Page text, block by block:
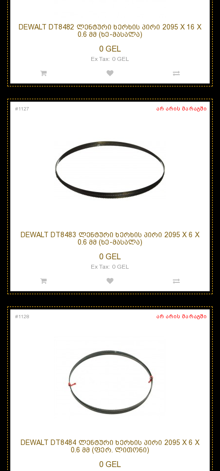
DEWALT DT8482 ᲚᲔᲜᲢᲣᲠᲘ ᲮᲔᲠᲮᲘᲡ ᲞᲘᲠᲘ 2095 X 16 X
0.6 ᲛᲛ (ᲮᲔ-ᲛᲐᲡᲐᲚᲐ)
0 GEL
Ex Tax: 0 GEL
არ არის მარაგში
#1127
DEWALT DT8483 ᲚᲔᲜᲢᲣᲠᲘ ᲮᲔᲠᲮᲘᲡ ᲞᲘᲠᲘ 2095 X 6 X
0.6 ᲛᲛ (ᲮᲔ-ᲛᲐᲡᲐᲚᲐ)
0 GEL
Ex Tax: 0 GEL
არ არის მარაგში
#1128
DEWALT DT8484 ᲚᲔᲜᲢᲣᲠᲘ ᲮᲔᲠᲮᲘᲡ ᲞᲘᲠᲘ 2095 X 6 X
0.6 ᲛᲛ (ᲤᲔᲠ. ᲚᲘᲗᲝᲜᲘ)
0 GEL